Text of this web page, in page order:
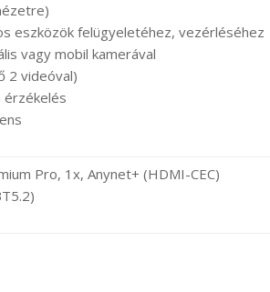
eszközök felügyeletéhez, vezérléséhez
vagy mobil kamerával
2 videóval)
Pro, 1x, Anynet+ (HDMI-CEC)